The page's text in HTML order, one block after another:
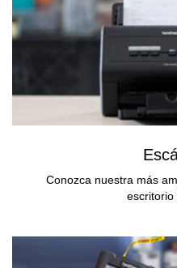
Conozca nuestra más
escritorio